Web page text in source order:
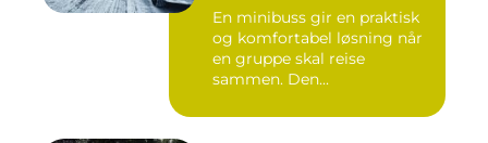
En minibuss gir en praktisk
og komfortabel løsning når
en gruppe skal reise
sammen. Den...